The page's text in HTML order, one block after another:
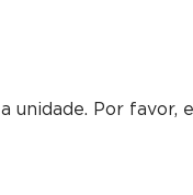
unidade. Por